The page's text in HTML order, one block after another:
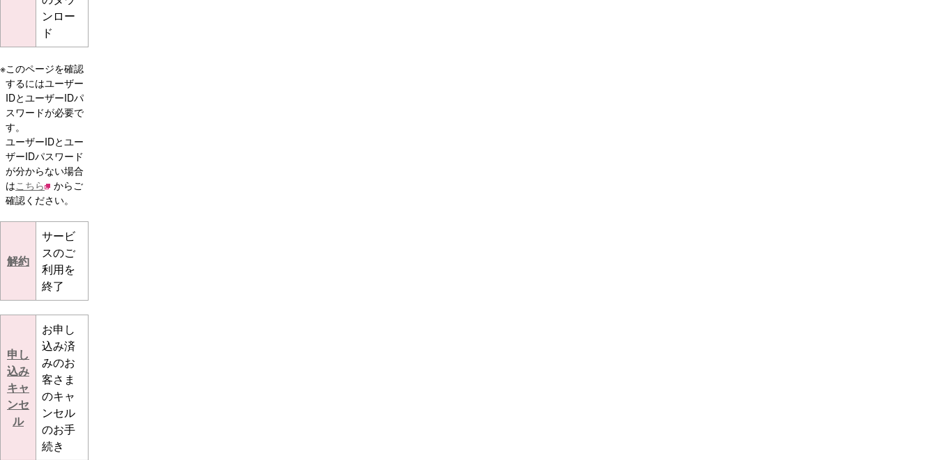
ンロー
ド
※このページを確認
するにはユーザー
IDとユーザーIDパ
スワードが必要で
す。
ユーザーIDとユー
ザーIDパスワード
が分からない場合
はこちら
からご
確認ください。
解約
サービ
スのご
利用を
終了
申し
込み
キャ
ンセ
ル
お申し
込み済
みのお
客さま
のキャ
ンセル
のお手
続き